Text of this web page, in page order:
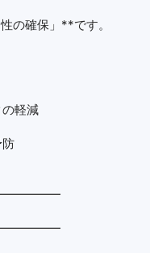
の確保」**です。
軽減